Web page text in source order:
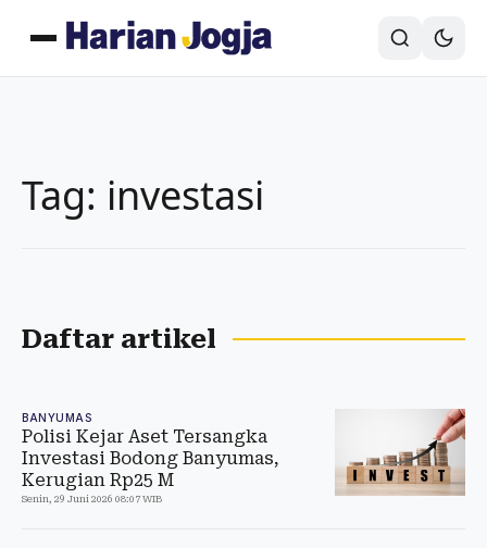
Tag: investasi
Daftar artikel
BANYUMAS
Polisi Kejar Aset Tersangka
Investasi Bodong Banyumas,
Kerugian Rp25 M
Senin, 29 Juni 2026 08:07 WIB